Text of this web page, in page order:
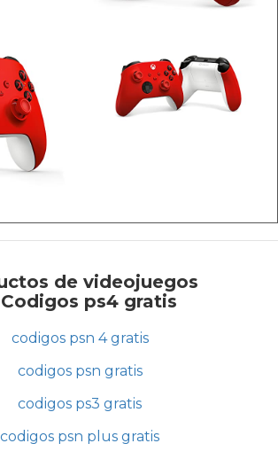
de videojuegos
ps4 gratis
codigos psn 4 gratis
codigos psn gratis
codigos ps3 gratis
codigos psn plus gratis